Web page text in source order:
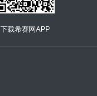
下载希赛网APP